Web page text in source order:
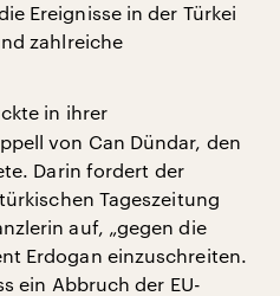
Ereignisse in der Türkei
zahlreiche
in ihrer
von Can Dündar, den
Darin fordert der
Tageszeitung
auf, „gegen die
Erdogan einzuschreiten.
ein Abbruch der EU-